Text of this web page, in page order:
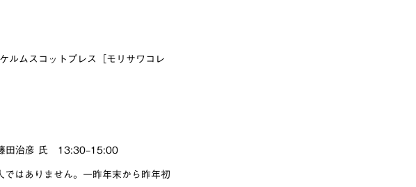
ルムスコットプレス［モリサワコレ
田治彦 氏 13:30–15:00
はありません。一昨年末から昨年初